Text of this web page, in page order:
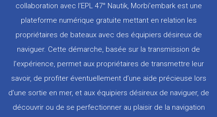
collaboration avec l’EPL 47° Nautik, Morbi’embark est une
plateforme numérique gratuite mettant en relation les
propriétaires de bateaux avec des équipiers désireux de
naviguer. Cette démarche, basée sur la transmission de
l’expérience, permet aux propriétaires de transmettre leur
savoir, de profiter éventuellement d’une aide précieuse lors
d’une sortie en mer, et aux équipiers désireux de naviguer, de
découvrir ou de se perfectionner au plaisir de la navigation